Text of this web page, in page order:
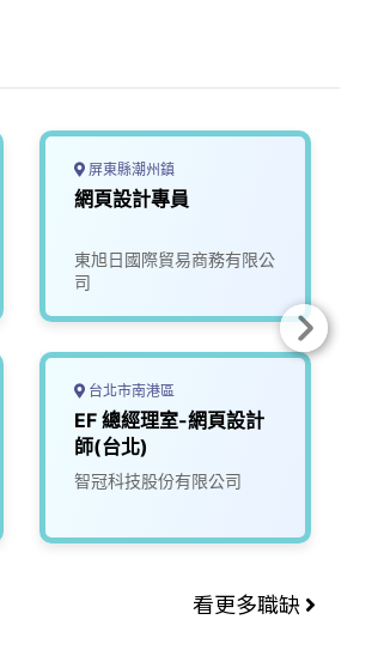
屏東縣潮州鎮
網頁設計專員
東旭日國際貿易商務有限公
司
台北市南港區
EF 總經理室-網頁設計
師(台北)
智冠科技股份有限公司
看更多職缺